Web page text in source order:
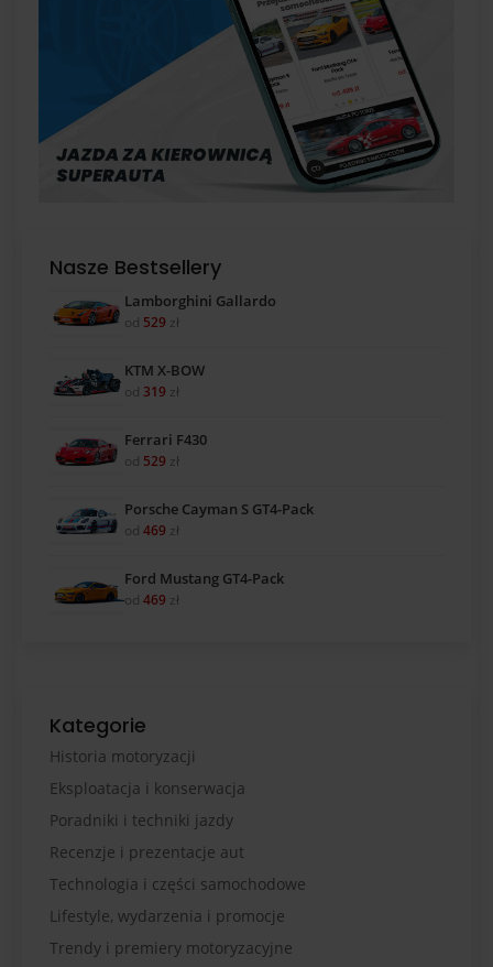
Nasze Bestsellery
Lamborghini Gallardo
od 529 zł
KTM X-BOW
od 319 zł
Ferrari F430
od 529 zł
Porsche Cayman S GT4-Pack
od 469 zł
Ford Mustang GT4-Pack
od 469 zł
Kategorie
Historia motoryzacji
Eksploatacja i konserwacja
Poradniki i techniki jazdy
Recenzje i prezentacje aut
Technologia i części samochodowe
Lifestyle, wydarzenia i promocje
Trendy i premiery motoryzacyjne